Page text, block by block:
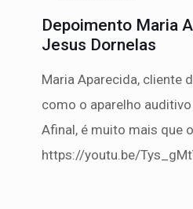
Depoimento Maria
Jesus Dornelas
Maria Aparecida, cliente
como o aparelho
Afinal, é muito mais que
https://youtu.be/